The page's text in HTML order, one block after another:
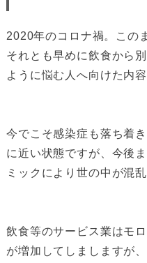
2020年のコロナ禍。この
それとも早めに飲食から
ように悩む人へ向けた内容
今でこそ感染症も落ち着
に近い状態ですが、今後
ミックにより世の中が混
飲食等のサービス業はモ
が増加してしましますが